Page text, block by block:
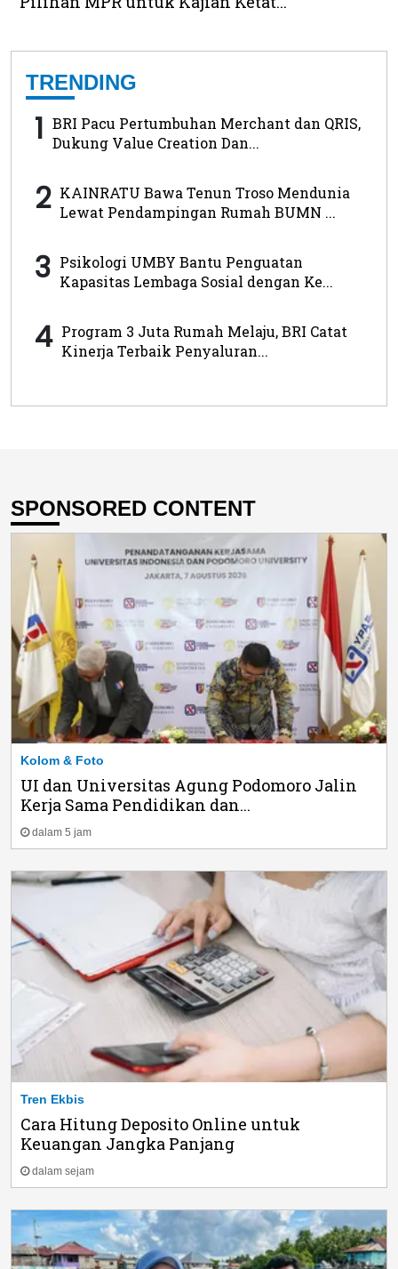
TRENDING
1 BRI Pacu Pertumbuhan Merchant dan QRIS,
Dukung Value Creation Dan...
2 KAINRATU Bawa Tenun Troso Mendunia
Lewat Pendampingan Rumah BUMN ...
3 Psikologi UMBY Bantu Penguatan
Kapasitas Lembaga Sosial dengan Ke...
4 Program 3 Juta Rumah Melaju, BRI Catat
Kinerja Terbaik Penyaluran...
SPONSORED CONTENT
Kolom & Foto
UI dan Universitas Agung Podomoro Jalin
Kerja Sama Pendidikan dan...
dalam 5 jam
Tren Ekbis
Cara Hitung Deposito Online untuk
Keuangan Jangka Panjang
dalam sejam